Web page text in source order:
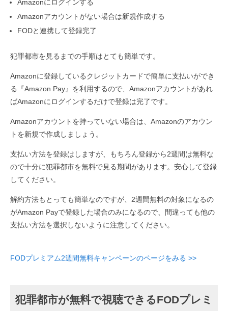
Amazonにログインする
Amazonアカウントがない場合は新規作成する
FODと連携して登録完了
犯罪都市を見るまでの手順はとても簡単です。
Amazonに登録しているクレジットカードで簡単に支払いができ
る『Amazon Pay』を利用するので、Amazonアカウントがあれ
ばAmazonにログインするだけで登録は完了です。
Amazonアカウントを持っていない場合は、Amazonのアカウン
トを新規で作成しましょう。
支払い方法を登録はしますが、もちろん登録から2週間は無料な
ので十分に犯罪都市を無料で見る期間があります。安心して登録
してください。
解約方法もとっても簡単なのですが、2週間無料の対象になるの
がAmazon Payで登録した場合のみになるので、間違っても他の
支払い方法を選択しないように注意してください。
FODプレミアム2週間無料キャンペーンのページをみる >>
犯罪都市が無料で視聴できるFODプレミ